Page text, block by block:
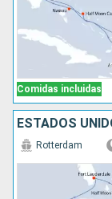
Comidas incluidas
Rotterdam